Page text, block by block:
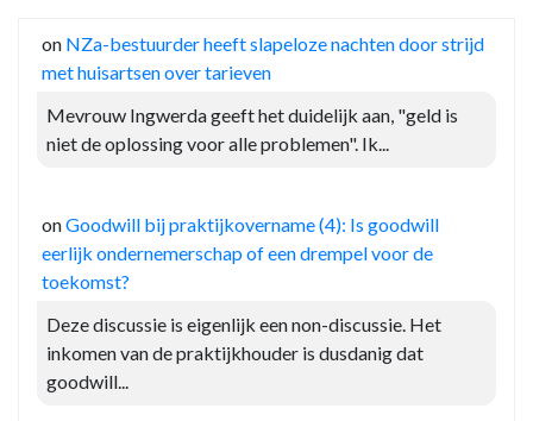
on NZa-bestuurder heeft slapeloze nachten door strijd
met huisartsen over tarieven
Mevrouw Ingwerda geeft het duidelijk aan, "geld is
niet de oplossing voor alle problemen". Ik...
onGoodwill bij praktijkovername (4): Is goodwill
eerlijk ondernemerschap of een drempel voor de
toekomst?
Deze discussie is eigenlijk een non-discussie. Het
inkomen van de praktijkhouder is dusdanig dat
goodwill...